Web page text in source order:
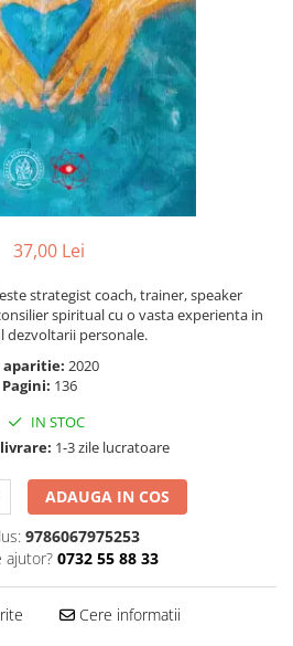
37,00 Lei
strategist coach, trainer, speaker
spiritual cu o vasta experienta in
dezvoltarii personale.
aparitie: 2020
Pagini: 136
IN STOC
1-3 zile lucratoare
ADAUGA IN COS
9786067975253
ajutor? 0732 55 88 33
Cere informatii